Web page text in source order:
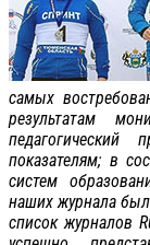
самых
результатам
показателям; в
систем
наших журнала
список журналов